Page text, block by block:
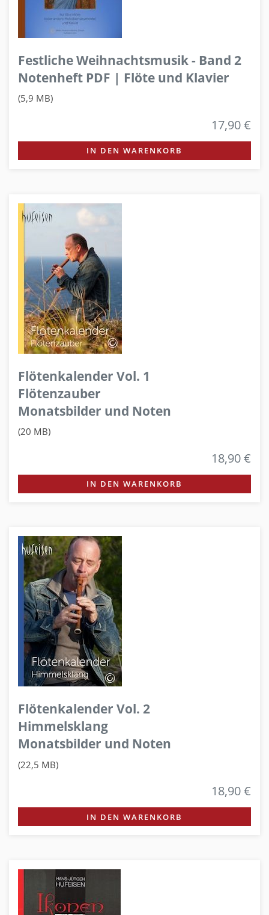
Festliche Weihnachtsmusik - Band 2
Notenheft PDF | Flöte und Klavier
(5,9 MB)
17,90 €
IN DEN WARENKORB
Flötenkalender Vol. 1
Flötenzauber
Monatsbilder und Noten
(20 MB)
18,90 €
IN DEN WARENKORB
Flötenkalender Vol. 2
Himmelsklang
Monatsbilder und Noten
(22,5 MB)
18,90 €
IN DEN WARENKORB